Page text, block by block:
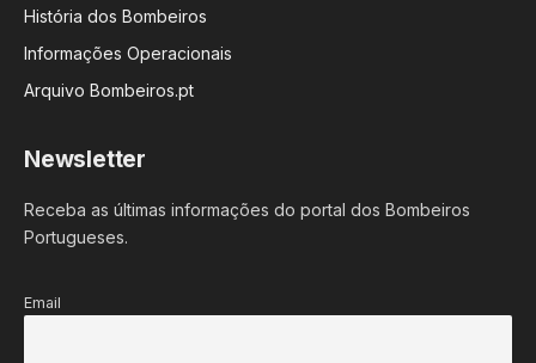
História dos Bombeiros
Informações Operacionais
Arquivo Bombeiros.pt
Newsletter
Receba as últimas informações do portal dos Bombeiros
Portugueses.
Email